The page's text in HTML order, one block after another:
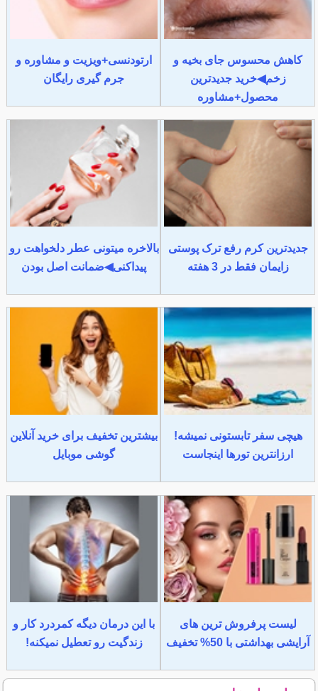
کاهش محسوس جای بخیه و
زخم◀خرید جدیدترین
محصول+مشاوره
ارتودنسی+ویزیت و مشاوره و
جرم گیری رایگان
جدیدترین کرم رفع ترک پوستی
زایمان فقط در 3 هفته
بالاخره میتونی عطر دلخواهت رو
پیداکنی◀ضمانت اصل بودن
هیچی سفر تابستونی نمیشه!
ارزانترین تورها اینجاست
بیشترین تخفیف برای خرید آنلاین
گوشی موبایل
لیست پرفروش ترین های
آرایشی بهداشتی با 50% تخفیف
با این درمان دیگه کمردرد کار و
زندگیت رو تعطیل نمیکنه!